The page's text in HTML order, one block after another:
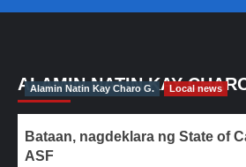
ALAMIN NATIN KAY
Alamin Natin Kay Charo G. Local news
Bataan, nagdeklara ng State of
ASF